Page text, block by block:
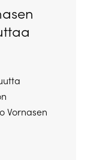
Vornasen